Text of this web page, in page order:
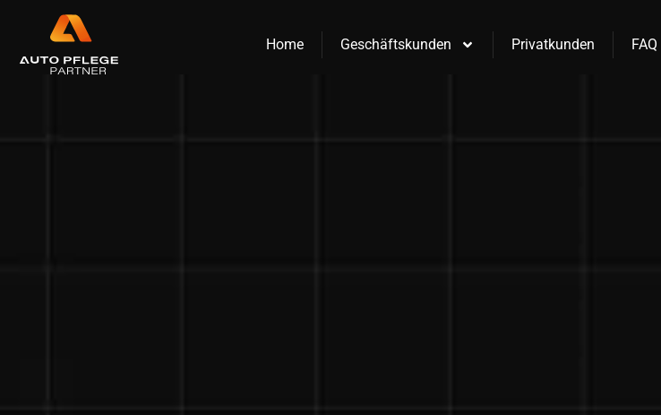
springen
Home Geschäftskunden Privatkunden FAQ